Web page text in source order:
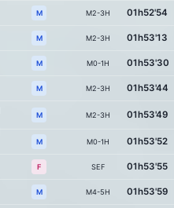
M M2-3H 01h52'54
M M2-3H 01h53'13
M M0-1H 01h53'30
M M2-3H 01h53'44
M M2-3H 01h53'49
M M0-1H 01h53'52
F SEF 01h53'55
M M4-5H 01h53'59